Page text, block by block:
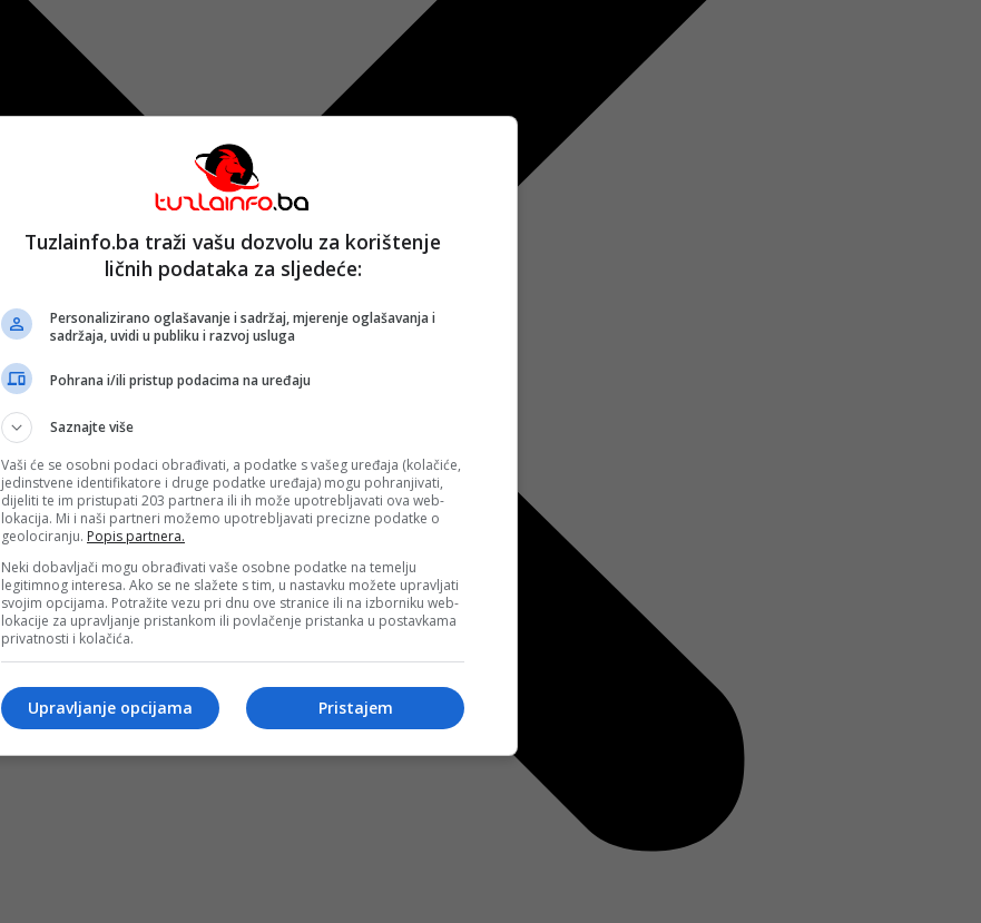
Tuzlainfo.ba traži vašu dozvolu za korištenje
ličnih podataka za sljedeće:
Personalizirano oglašavanje i sadržaj, mjerenje oglašavanja i
sadržaja, uvidi u publiku i razvoj usluga
Pohrana i/ili pristup podacima na uređaju
Saznajte više
Vaši će se osobni podaci obrađivati, a podatke s vašeg uređaja (kolačiće,
jedinstvene identifikatore i druge podatke uređaja) mogu pohranjivati,
dijeliti te im pristupati 203 partnera ili ih može upotrebljavati ova web-
lokacija. Mi i naši partneri možemo upotrebljavati precizne podatke o
geolociranju. Popis partnera.
Neki dobavljači mogu obrađivati vaše osobne podatke na temelju
legitimnog interesa. Ako se ne slažete s tim, u nastavku možete upravljati
svojim opcijama. Potražite vezu pri dnu ove stranice ili na izborniku web-
lokacije za upravljanje pristankom ili povlačenje pristanka u postavkama
privatnosti i kolačića.
Pristajem
Upravljanje opcijama